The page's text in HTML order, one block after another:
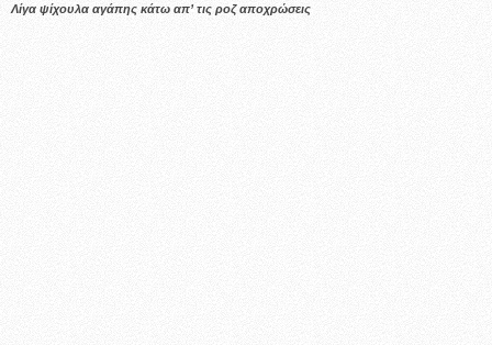
Λίγα ψίχουλα αγάπης κάτω απ’ τις ροζ αποχρώσεις